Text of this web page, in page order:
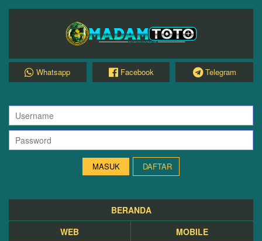
Whatsapp Facebook Telegram
DAFTAR
BERANDA
WEB
MOBILE